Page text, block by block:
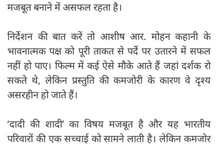
मजबूत बनाने में असफल रहता है।
निर्देशन की बात करें तो आशीष आर. मोहन कहानी के
भावनात्मक पक्ष को पूरी ताकत से पर्दे पर उतारने में सफल
नहीं हो पाए। फिल्म में कई ऐसे मौके आते हैं जहां दर्शक रो
सकते थे, लेकिन प्रस्तुति की कमजोरी के कारण वे दृश्य
असरहीन हो जाते हैं।
‘दादी की शादी’ का विषय मजबूत है और यह भारतीय
परिवारों की एक सच्चाई को सामने लाती है। लेकिन कमजोर